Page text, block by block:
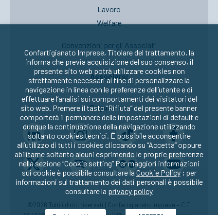
Lavoro
Welfare
Convenzioni per gli Associati
Associarsi
Seguici su:
©2026 Tutti i diritti riservati | Confartigianato Imprese – C.F.
Confartigianato Imprese, Titolare del trattamento, la
informa che previa acquisizione del suo consenso, il
presente sito web potrà utilizzare cookies non
strettamente necessari al fine di personalizzare la
navigazione in linea con le preferenze dell’utente e di
effettuare l’analisi sui comportamenti dei visitatori del
sito web. Premere il tasto “Rifiuta” del presente banner
comporterà il permanere delle impostazioni di default e
dunque la continuazione della navigazione utilizzando
soltanto cookies tecnici. È possibile acconsentire
all’utilizzo di tutti i cookies cliccando su “Accetta” oppure
abilitarne soltanto alcuni esprimendo le proprie preferenze
nella sezione “Cookie setting” Per maggiori informazioni
sui cookie è possibile consultare la Cookie Policy; per
informazioni sul trattamento dei dati personali è possibile
consultare la privacy policy